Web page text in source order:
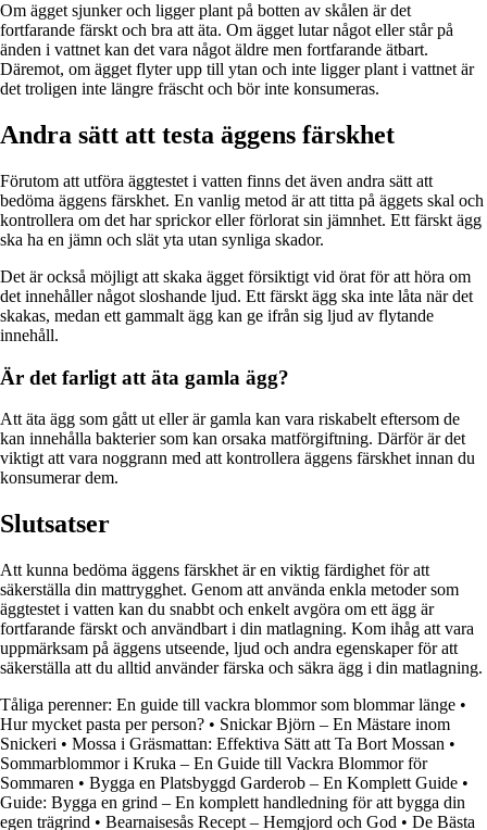
Om ägget sjunker och ligger plant på botten av skålen är det
fortfarande färskt och bra att äta. Om ägget lutar något eller står på
änden i vattnet kan det vara något äldre men fortfarande ätbart.
Däremot, om ägget flyter upp till ytan och inte ligger plant i vattnet är
det troligen inte längre fräscht och bör inte konsumeras.
Andra sätt att testa äggens färskhet
Förutom att utföra äggtestet i vatten finns det även andra sätt att
bedöma äggens färskhet. En vanlig metod är att titta på äggets skal och
kontrollera om det har sprickor eller förlorat sin jämnhet. Ett färskt ägg
ska ha en jämn och slät yta utan synliga skador.
Det är också möjligt att skaka ägget försiktigt vid örat för att höra om
det innehåller något sloshande ljud. Ett färskt ägg ska inte låta när det
skakas, medan ett gammalt ägg kan ge ifrån sig ljud av flytande
innehåll.
Är det farligt att äta gamla ägg?
Att äta ägg som gått ut eller är gamla kan vara riskabelt eftersom de
kan innehålla bakterier som kan orsaka matförgiftning. Därför är det
viktigt att vara noggrann med att kontrollera äggens färskhet innan du
konsumerar dem.
Slutsatser
Att kunna bedöma äggens färskhet är en viktig färdighet för att
säkerställa din mattrygghet. Genom att använda enkla metoder som
äggtestet i vatten kan du snabbt och enkelt avgöra om ett ägg är
fortfarande färskt och användbart i din matlagning. Kom ihåg att vara
uppmärksam på äggens utseende, ljud och andra egenskaper för att
säkerställa att du alltid använder färska och säkra ägg i din matlagning.
Tåliga perenner: En guide till vackra blommor som blommar länge •
Hur mycket pasta per person? • Snickar Björn – En Mästare inom
Snickeri • Mossa i Gräsmattan: Effektiva Sätt att Ta Bort Mossan •
Sommarblommor i Kruka – En Guide till Vackra Blommor för
Sommaren • Bygga en Platsbyggd Garderob – En Komplett Guide •
Guide: Bygga en grind – En komplett handledning för att bygga din
egen trägrind • Bearnaisesås Recept – Hemgjord och God • De Bästa